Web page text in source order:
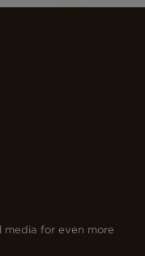
media for even more